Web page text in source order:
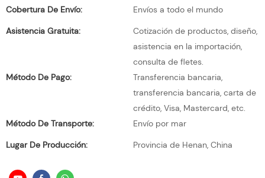
Cobertura De Envío:
Envíos a todo el mundo
Asistencia Gratuita:
Cotización de productos, diseño,
asistencia en la importación,
consulta de fletes.
Método De Pago:
Transferencia bancaria,
transferencia bancaria, carta de
crédito, Visa, Mastercard, etc.
Método De Transporte:
Envío por mar
Lugar De Producción:
Provincia de Henan, China